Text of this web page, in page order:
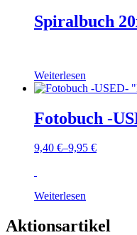
Spiralbuch
Weiterlesen
Fotobuch -
9,40 €–9,95 €
Weiterlesen
Aktionsartikel